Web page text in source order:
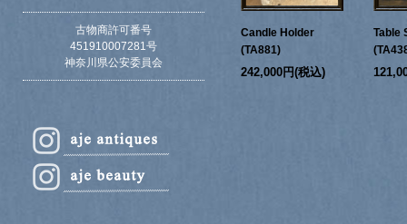
古物商許可番号
451910007281号
神奈川県公安委員会
Candle Holder
(TA881)
242,000円(税込)
Table